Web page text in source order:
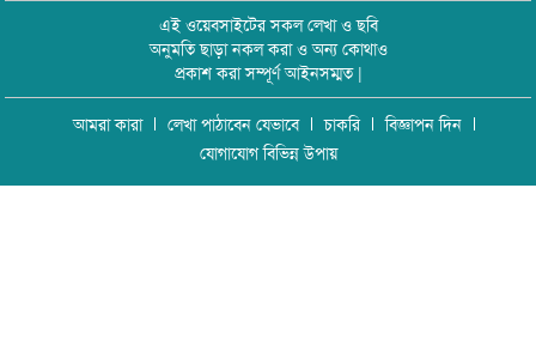
এই ওয়েবসাইটের সকল লেখা ও ছবি
অনুমতি ছাড়া নকল করা ও অন্য কোথাও
প্রকাশ করা সম্পূর্ণ আইনসম্মত |
আমরা কারা লেখা পাঠাবেন যেভাবে চাকরি
বিজ্ঞাপন দিন
যোগাযোগ বিভিন্ন উপায়